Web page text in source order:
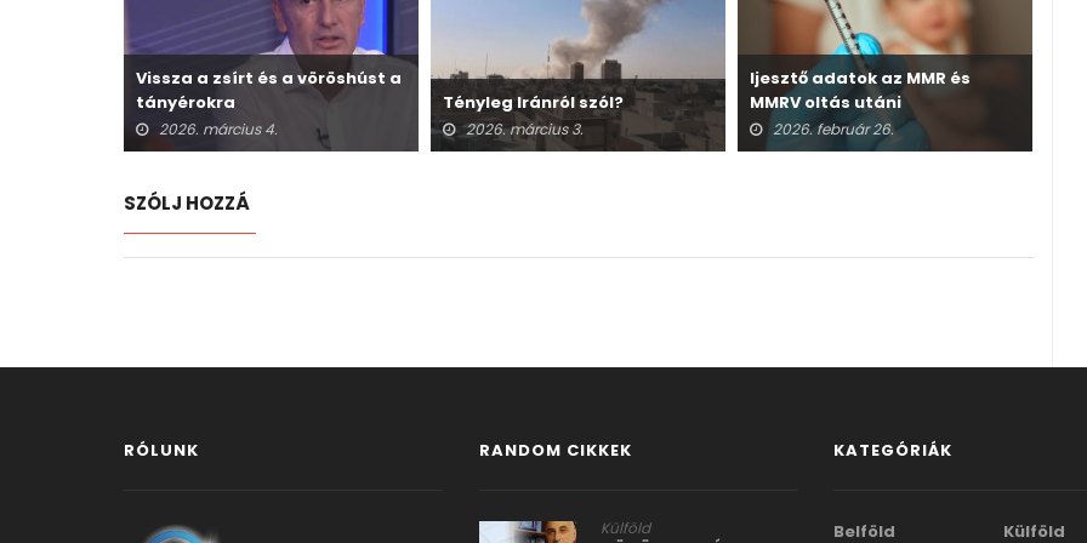
Vissza a zsírt és a vöröshúst a
tányérokra
2026. március 4.
Tényleg Iránról szól?
2026. március 3.
Ijesztő adatok az MMR és
MMRV oltás utáni
halálesetekről
2026. február 26.
SZÓLJ HOZZÁ
RÓLUNK RANDOM CIKKEK
Külföld
KATEGÓRIÁK
Belföld Külföld